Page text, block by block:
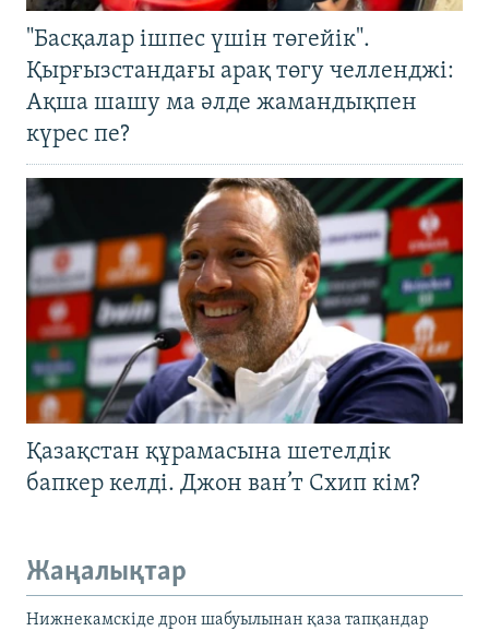
"Басқалар ішпес үшін төгейік".
Қырғызстандағы арақ төгу челленджі:
Ақша шашу ма әлде жамандықпен
күрес пе?
Қазақстан құрамасына шетелдік
бапкер келді. Джон ван’т Схип кім?
Жаңалықтар
Нижнекамскіде дрон шабуылынан қаза тапқандар